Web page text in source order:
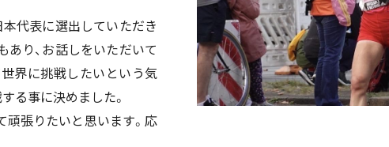
代表に選出していただき
あり、お話しをいただいて
界に挑戦したいという気
る事に決めました。
張りたいと思います。応